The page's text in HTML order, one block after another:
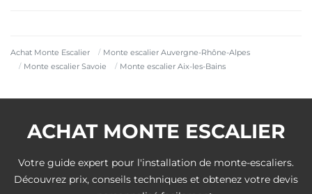
Achat Monte Escalier
Monte escalier Auvergne-Rhône-Alpes
Monte escalier Savoie
Monte escalier Aix-les-Bains
ACHAT MONTE ESCALIER
Votre guide expert pour l'installation de monte-escaliers.
Découvrez prix, conseils techniques et obtenez votre devis